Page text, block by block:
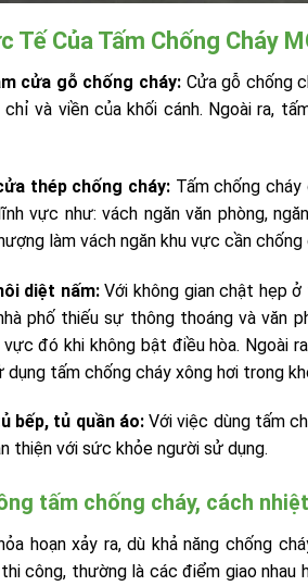
Tế Của Tấm Chống Cháy
cửa gỗ chống cháy:Cửa gỗ chống
chỉ và viền của khối cánh. Ngoài ra,
thép chống cháy: Tấm chống
vực như: vách ngăn văn phòng,
làm vách ngăn khu vực cần
diệt nấm:Với không gian chật hẹp ở
phố thiếu sự thông thoáng và văn
đó khi không bật điều hòa. Ngoài
tấm chống cháy xông hơi trong
bếp, tủ quần áo:Với việc dùng tấm
thiện với sức khỏe người sử dụng.
tấm chống cháy, cách
hoạn xảy ra, dù khả năng chống
công, thường là các điểm giao nhau